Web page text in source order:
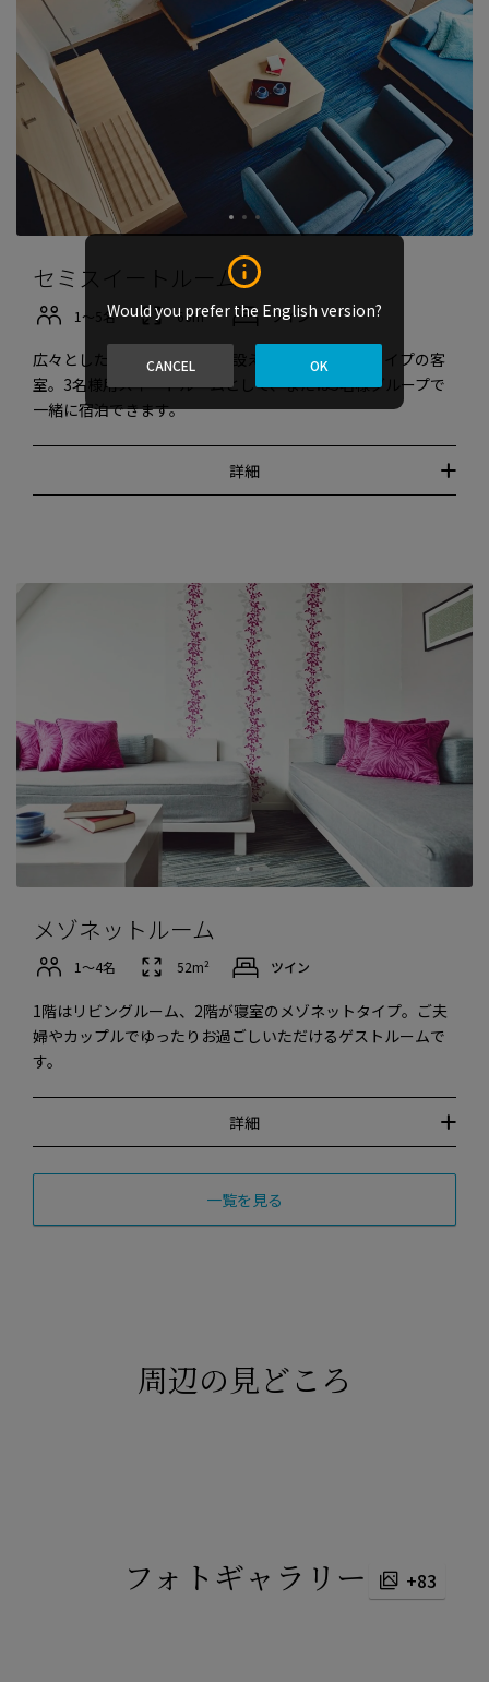
Would you prefer the English version?
CANCEL OK
セミスイートルーム
1〜5名 66m² ツイン
広々としたリビングルームを設えた、メゾネットタイプの客
室。3名様用スイートルームとして、または5名様グループで
一緒に宿泊できます。
詳細
メゾネットルーム
1〜4名 52m² ツイン
1階はリビングルーム、2階が寝室のメゾネットタイプ。ご夫
婦やカップルでゆったりお過ごしいただけるゲストルームで
す。
詳細
一覧を見る
周辺の見どころ
フォトギャラリー +83